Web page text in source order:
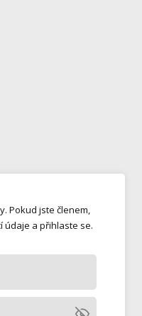
Pokud jste členem,
údaje a přihlaste se.